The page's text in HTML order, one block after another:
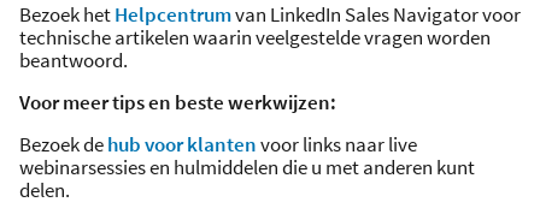
Bezoek hetHelpcentrumvan LinkedIn Sales Navigator voor
technische artikelen waarin veelgestelde vragen worden
beantwoord.
Voor meer tips en beste werkwijzen:
Bezoek dehub voor klantenvoor links naar live
webinarsessies en hulmiddelen die u met anderen kunt
delen.